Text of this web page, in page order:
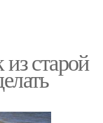
старой